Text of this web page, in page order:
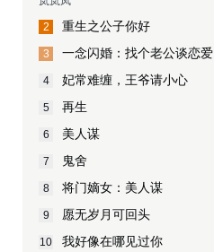
2 重生之公子你好
3 一念闪婚：找个老公谈恋爱
4 妃常难缠，王爷请小心
5 再生
6 美人谋
7 鬼舍
8 将门嫡女：美人谋
9 愿无岁月可回头
10 我好像在哪见过你